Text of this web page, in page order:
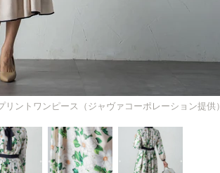
ントワンピース（ジャヴァコーポレーション提供）